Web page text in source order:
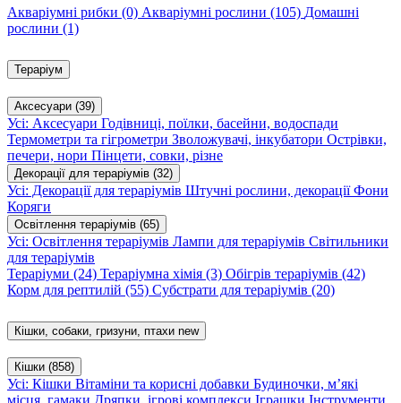
Акваріумні рибки (0) Акваріумні рослини (105) Домашні
рослини (1)
Тераріум
Аксесуари (39)
Усі: Аксесуари Годівниці, поїлки, басейни, водоспади
Термометри та гігрометри Зволожувачі, інкубатори Острівки,
печери, нори Пінцети, совки, різне
Декорації для тераріумів (32)
Усі: Декорації для тераріумів Штучні рослини, декораціїФони
Коряги
Освітлення тераріумів (65)
Усі: Освітлення тераріумів Лампи для тераріумів Світильники
для тераріумів
Тераріуми (24) Тераріумна хімія (3) Обігрів тераріумів (42)
Корм для рептилій (55) Субстрати для тераріумів (20)
Кішки, собаки, гризуни, птахи new
Кішки (858)
Усі: Кішки Вітаміни та корисні добавки Будиночки, м’які